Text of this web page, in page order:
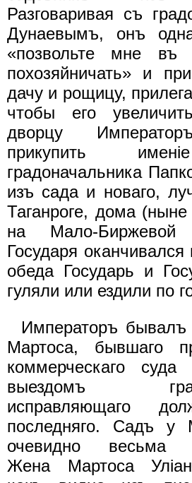
Разговаривая съ
Дунаевымъ, онъ
«позвольте мне
похозяйничать» и
дачу и рощицу,
чтобы его
дворцу
прикупить
градоначальника
изъ сада и новаго,
Таганроге, дома
на Мало-
Государя
обеда Государь и
гуляли или ездили по
Императоръ бывалъ
Мартоса, бывшаго
коммерческаго
выездомъ
исправляющаго
последняго. Садъ у
очевидно весьма
Жена Мартоса